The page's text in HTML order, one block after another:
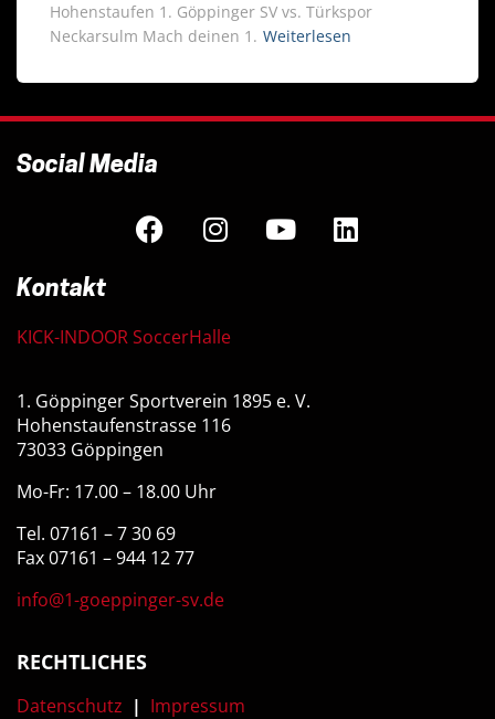
Hohenstaufen 1. Göppinger SV vs. Türkspor
Neckarsulm Mach deinen 1. Weiterlesen
Social Media
Kontakt
KICK-INDOOR SoccerHalle
1. Göppinger Sportverein 1895 e. V.
Hohenstaufenstrasse 116
73033 Göppingen
Mo-Fr: 17.00 – 18.00 Uhr
Tel. 07161 – 7 30 69
Fax 07161 – 944 12 77
info@1-goeppinger-sv.de
RECHTLICHES
Datenschutz | Impressum